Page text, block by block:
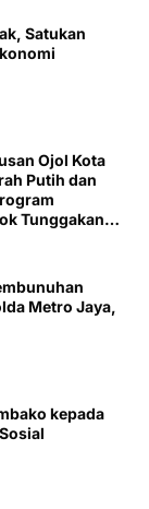
Satukan
Ojol Kota
Putih dan
Tunggakan
Metro Jaya,
kepada